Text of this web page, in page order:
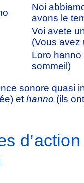
Noi
avons le
Voi avete
(Vous avez
Loro
sommeil)
sonore quasi
ethanno (ils